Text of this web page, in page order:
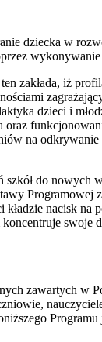
dziecka w
zakłada, iż
dzieci i
na
szkół do
Programowej
nacisk
swoje
zawartych w